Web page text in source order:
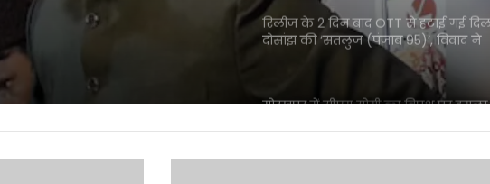
रिलीज के 2 दिन बाद OTT से हटाई गई
दोसांझ की ‘सतलुज (पंजाब 95)’, विवाद ने
गोरखपुर में सीएम योगी का विपक्ष पर हमला,